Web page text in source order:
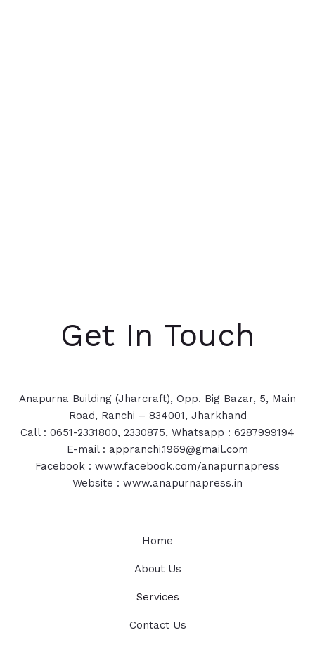
Get In Touch
Anapurna Building (Jharcraft), Opp. Big Bazar, 5, Main
Road, Ranchi – 834001, Jharkhand
Call : 0651-2331800, 2330875, Whatsapp : 6287999194
E-mail : appranchi.1969@gmail.com
Facebook : www.facebook.com/anapurnapress
Website : www.anapurnapress.in
Home
About Us
Services
Contact Us